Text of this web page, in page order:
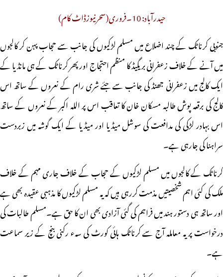
حیدرآباد: 10۔فروری(سحرنیوزڈاٹ کام)
جنوبی کرناٹک کے چند اضلاع میں مسلم لڑکیوں کی جانب سے حجاب پہن کر کالجوں
میں آنے کے خلاف زعفرانی بریگیڈ کا منظم احتجاج اور پھر کرناٹک کے ہی مانڈیا کے
ایک کالج میں زعفرانی جھنڈ کی جانب سے جئے شری رام کے نعروں کے ساتھ اس
کالج کی برقعہ پوش طالبہ مسکان خان کا تعاقب اس پر اللہ اکبر کے نعروں کے ساتھ
اس بہادر لڑکی کی مدافعت کی سوشل میڈیا اور میڈیا کے ایک گوشہ میں زبردست
سراہنا کی جارہی ہے۔
کرناٹک کے کالجوں میں مسلم لڑکیوں کے حجاب کے خلاف جاری مہم کے خلاف
ملک کی کئی اہم شخصیتیں مذمت کررہی ہیں کہ یہ مسلم لڑکیوں کا مذہبی عقیدہ بھی ہے
اور ساتھ ہی دستور ہند میں فراہم کی گئی آزادی بھی ان کا حق ہے۔مسلم طالبات کی
درخواست پر یہ معاملہ آج سے کرناٹک ہائی کورٹ کی سہء رکنی بنچ کے زیر سماعت
ہے۔